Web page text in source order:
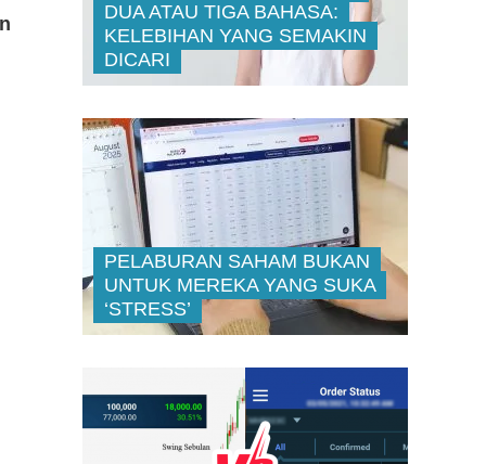
DUA ATAU TIGA BAHASA:
KELEBIHAN YANG SEMAKIN
DICARI
PELABURAN SAHAM BUKAN
UNTUK MEREKA YANG SUKA
‘STRESS’